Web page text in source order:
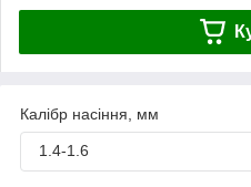
Калібр насіння, мм
1.4-1.6